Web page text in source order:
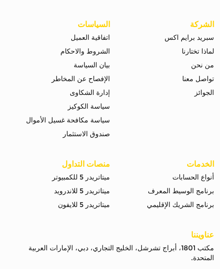
الشركة
سبريد برايم اكس
لماذا تختارنا
من نحن
تواصل معنا
الجوائز
السياسات
اتفاقية العميل
الشروط والاحكام
بيان السياسة
الإفصاح عن المخاطر
إدارة الشكاوى
سياسة الكوكيز
سياسة مكافحة غسيل الأموال
صندوق الاستثمار
الخدمات
أنواع الحسابات
برنامج الوسيط المعرف
برنامج الشريك الإقليمي
منصات التداول
ميتاتريدر 5 للكمبيوتر
ميتاتريدر 5 للاندرويد
ميتاتريدر 5 للايفون
عناويننا
مكتب 1801، أبراج تشرشل، الخليج التجاري، دبي، الإمارات العربية
المتحدة.